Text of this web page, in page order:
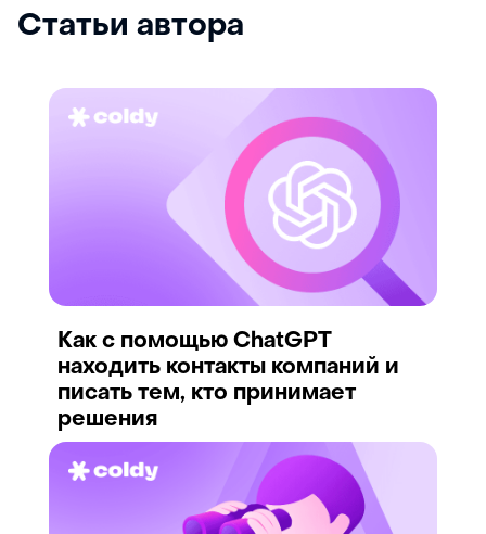
Статьи автора
Как с помощью ChatGPT
находить контакты компаний и
писать тем, кто принимает
решения